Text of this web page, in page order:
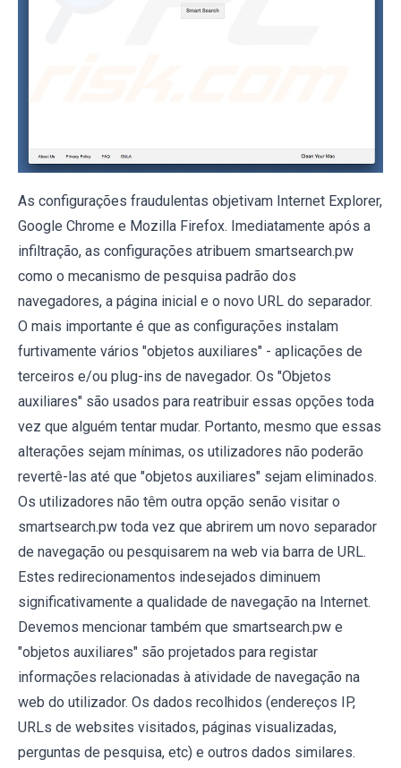
As configurações fraudulentas objetivam Internet Explorer,
Google Chrome e Mozilla Firefox. Imediatamente após a
infiltração, as configurações atribuem smartsearch.pw
como o mecanismo de pesquisa padrão dos
navegadores, a página inicial e o novo URL do separador.
O mais importante é que as configurações instalam
furtivamente vários "objetos auxiliares" - aplicações de
terceiros e/ou plug-ins de navegador. Os "Objetos
auxiliares" são usados para reatribuir essas opções toda
vez que alguém tentar mudar. Portanto, mesmo que essas
alterações sejam mínimas, os utilizadores não poderão
revertê-las até que "objetos auxiliares" sejam eliminados.
Os utilizadores não têm outra opção senão visitar o
smartsearch.pw toda vez que abrirem um novo separador
de navegação ou pesquisarem na web via barra de URL.
Estes redirecionamentos indesejados diminuem
significativamente a qualidade de navegação na Internet.
Devemos mencionar também que smartsearch.pw e
"objetos auxiliares" são projetados para registar
informações relacionadas à atividade de navegação na
web do utilizador. Os dados recolhidos (endereços IP,
URLs de websites visitados, páginas visualizadas,
perguntas de pesquisa, etc) e outros dados similares.